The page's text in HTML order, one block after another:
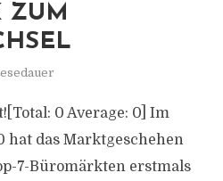
ZUM
0 Average: 0] Im
hat das Marktgeschehen
7-Büromärkten erstmals